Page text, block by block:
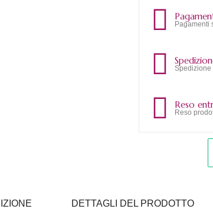
Pagamenti
Spedizione
Reso
Reso
DETTAGLI DEL PRODOTTO